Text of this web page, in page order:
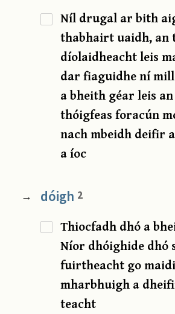
Níl drugal ar bith
thabhairt uaidh, an
díolaidheacht leis
dar fiaguidhe ní
a bheith géar leis
thóigfeas foracún
nach mbeidh deifir
a íoc
→ dóigh 2
Thiocfadh dhó a
Níor dhóighide dhó
fuirtheacht go
mharbhuigh a
teacht